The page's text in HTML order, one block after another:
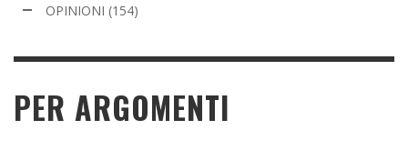
OPINIONI (154)
PER ARGOMENTI